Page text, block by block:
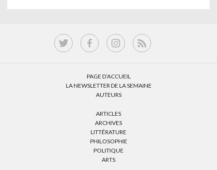
PAGE D’ACCUEIL
LA NEWSLETTER DE LA SEMAINE
AUTEURS
ARTICLES
ARCHIVES
LITTÉRATURE
PHILOSOPHIE
POLITIQUE
ARTS